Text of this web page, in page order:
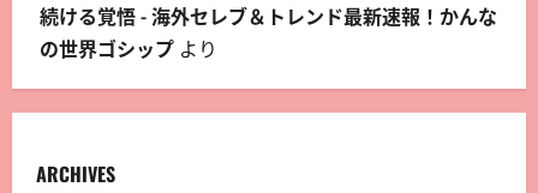
続ける覚悟 - 海外セレブ＆トレンド最新速報！かんな
の世界ゴシップ より
ARCHIVES